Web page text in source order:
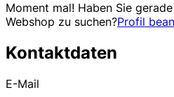
Moment mal! Haben Sie
Webshop zu suchen?Profil
Kontaktdaten
E-Mail